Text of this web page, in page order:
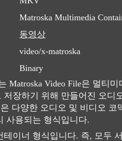
Matroska Multimedia
동영상
video/x-matroska
Binary
Matroska Video File은 멀티
저장하기 위해 만들어진 오디
다양한 오디오 및 비디오 코
사용되는 형식입니다.
테이너 형식입니다. 즉, 모두